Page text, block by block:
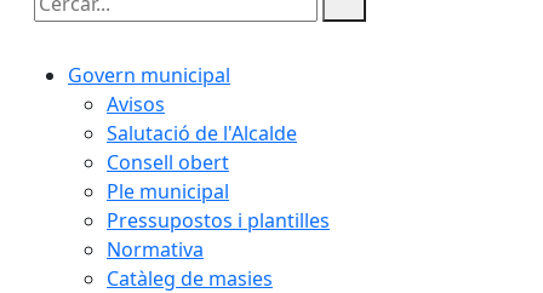
Cercar:
Govern municipal
Avisos
Salutació de l'Alcalde
Consell obert
Ple municipal
Pressupostos i plantilles
Normativa
Catàleg de masies